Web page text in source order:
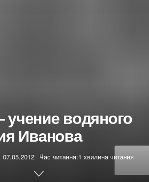
учение водяного
Иванова
07.05.2012 Час читання:1 хвилина читання